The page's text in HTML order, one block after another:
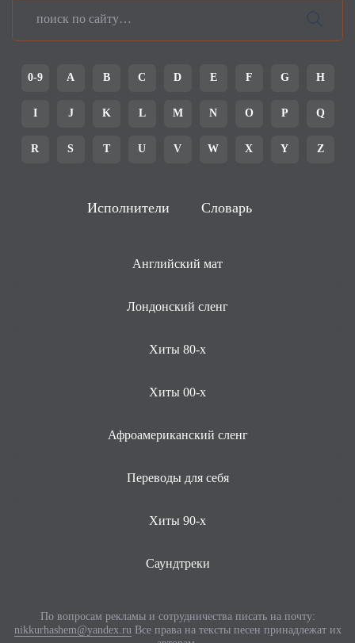
0-9 A B C D E F G H
I J K L M N O P Q
R S T U V W X Y Z
Исполнители Словарь
Английский мат
Лондонский сленг
Хиты 80-х
Хиты 00-х
Афроамериканский сленг
Переводы для себя
Хиты 90-х
Саундтреки
По вопросам рекламы и сотрудничества писать на почту:
nikkurhashem@yandex.ruВсе права на тексты песен принадлежат их